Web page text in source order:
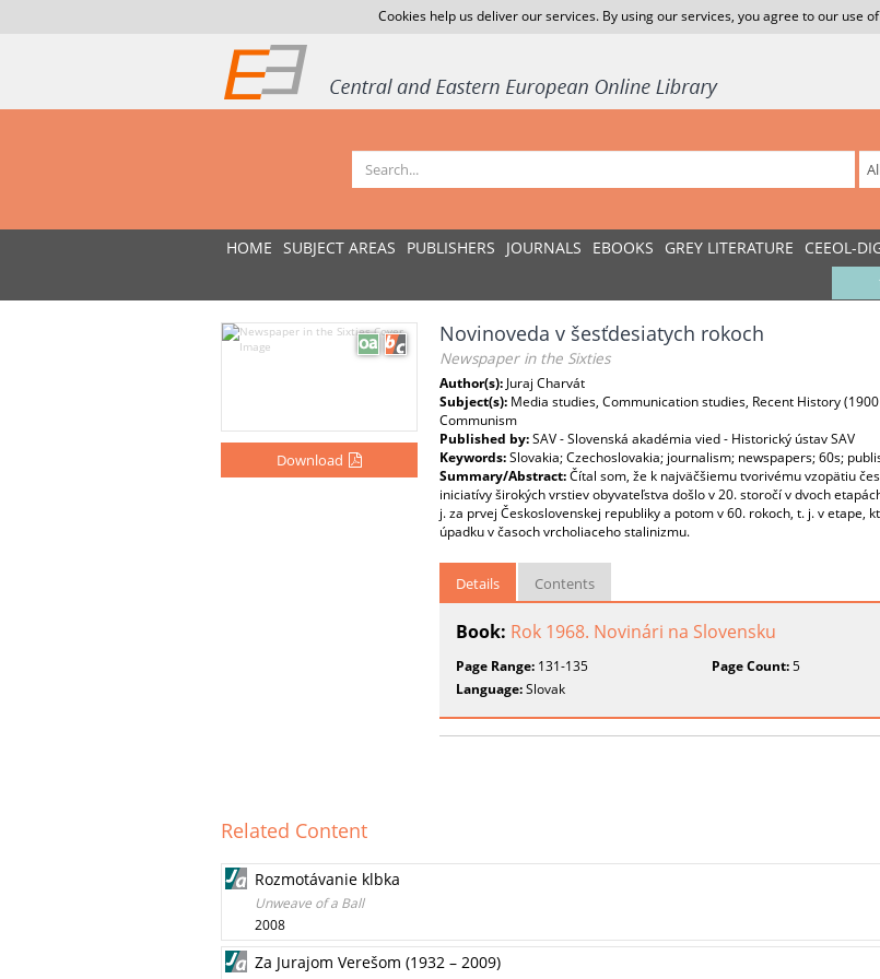
Cookies help us deliver our services. By using our services, you agree to our use
HOME SUBJECT AREAS PUBLISHERS JOURNALS EBOOKS GREY LITERATURE CEEOL-
Download
Novinoveda v šesťdesiatych rokoch
Newspaper in the Sixties
Author(s): Juraj Charvát
Subject(s): Media studies, Communication studies, Recent History
Communism
Published by:SAV - Slovenská akadémia vied - Historický ústav SAV
Keywords:Slovakia; Czechoslovakia; journalism; newspapers; 60s;
Summary/Abstract:Čítal som, že k najväčšiemu tvorivému vzopätiu
iniciatívy širokých vrstiev obyvateľstva došlo v 20. storočí v dvoch
j. za prvej Československej republiky a potom v 60. rokoch, t. j. v etape,
úpadku v časoch vrcholiaceho stalinizmu.
Details Contents
Book: Rok 1968. Novinári na Slovensku
Page Range: 131-135 Page Count:5
Language:Slovak
Related Content
Rozmotávanie klbka
Unweave of a Ball
2008
Za Jurajom Verešom (1932 – 2009)